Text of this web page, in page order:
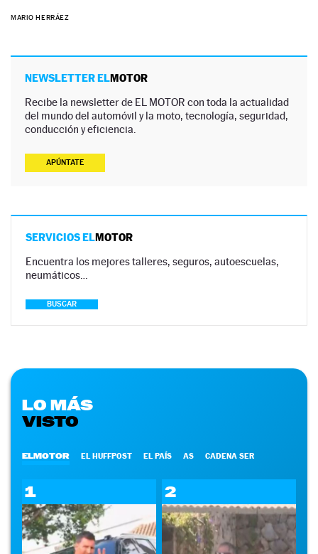
MARIO HERRÁEZ
NEWSLETTER ELMOTOR
Recibe la newsletter de EL MOTOR con toda la actualidad
del mundo del automóvil y la moto, tecnología, seguridad,
conducción y eficiencia.
APÚNTATE
SERVICIOS ELMOTOR
Encuentra los mejores talleres, seguros, autoescuelas,
neumáticos…
BUSCAR
LO MÁS
VISTO
ELMOTOR EL HUFFPOST EL PAÍS AS CADENA SER
1 2